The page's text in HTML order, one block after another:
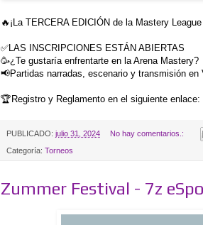
🔥¡La TERCERA EDICIÓN de la Mastery
✅LAS INSCRIPCIONES ESTÁN ABIERTAS
🥳¿Te gustaría enfrentarte en la Arena Mastery?
📢Partidas narradas, escenario y transmisión en
🏆Registro y Reglamento en el siguiente enlace:
PUBLICADO: julio 31, 2024 No hay comentarios.:
Categoría: Torneos
Zummer Festival - 7z